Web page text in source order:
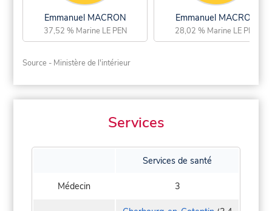
Emmanuel MACRON
37,52 % Marine LE PEN
Emmanuel MACRON
28,02 % Marine LE PEN
Source - Ministère de l'intérieur
Services
Services de santé
Médecin 3